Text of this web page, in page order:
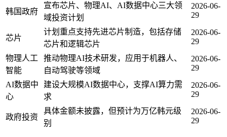
韩国政府
宣布芯片、物理AI、AI数据中心三大领
域投资计划
2026-06-
29
芯片
计划重点支持先进芯片制造，包括存储
芯片和逻辑芯片
2026-06-
29
物理人工
智能
推动物理AI技术研发，应用于机器人、
自动驾驶等领域
2026-06-
29
AI数据中
心
建设大规模AI数据中心，支撑AI算力需
求
2026-06-
29
政府投资
具体金额未披露，但预计为万亿韩元级
别
2026-06-
29